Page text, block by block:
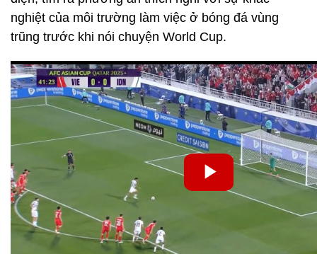
nghiệt của môi trường làm việc ở bóng đá vùng
trũng trước khi nói chuyện World Cup.